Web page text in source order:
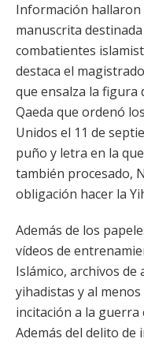
Información
manuscrita
combatientes
destaca el
que ensalza la figura
Qaeda que ordenó
Unidos el 11 de
puño y letra en la
también procesado,
obligación hacer la
Además de los
vídeos de
Islámico, archivos
yihadistas y al
incitación a la
Además del delito